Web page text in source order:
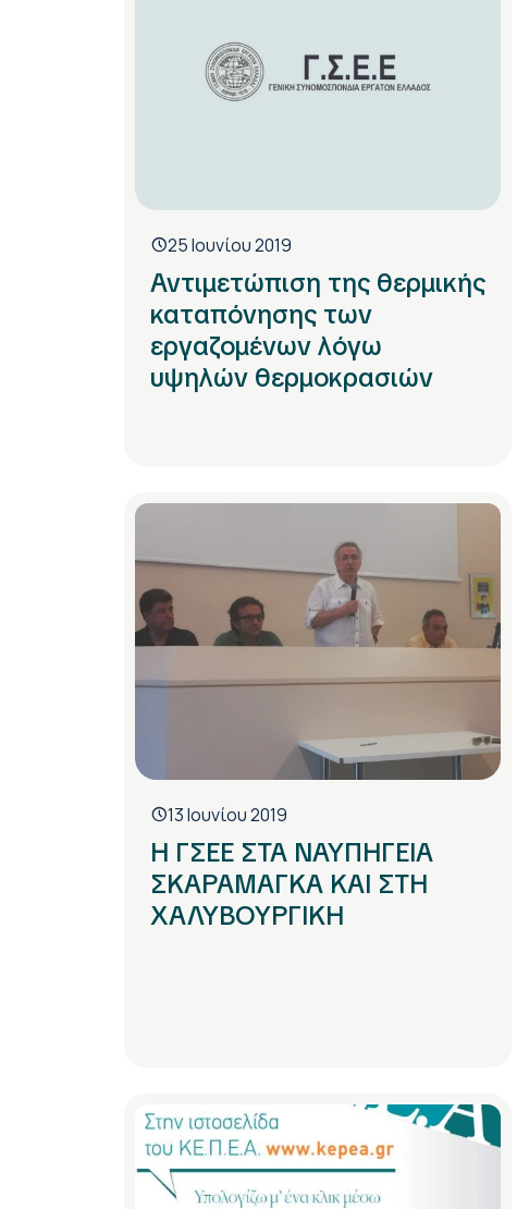
25 Ιουνίου 2019
Αντιμετώπιση της θερμικής
καταπόνησης των
εργαζομένων λόγω
υψηλών θερμοκρασιών
13 Ιουνίου 2019
Η ΓΣΕΕ ΣΤΑ ΝΑΥΠΗΓΕΙΑ
ΣΚΑΡΑΜΑΓΚΑ ΚΑΙ ΣΤΗ
ΧΑΛΥΒΟΥΡΓΙΚΗ